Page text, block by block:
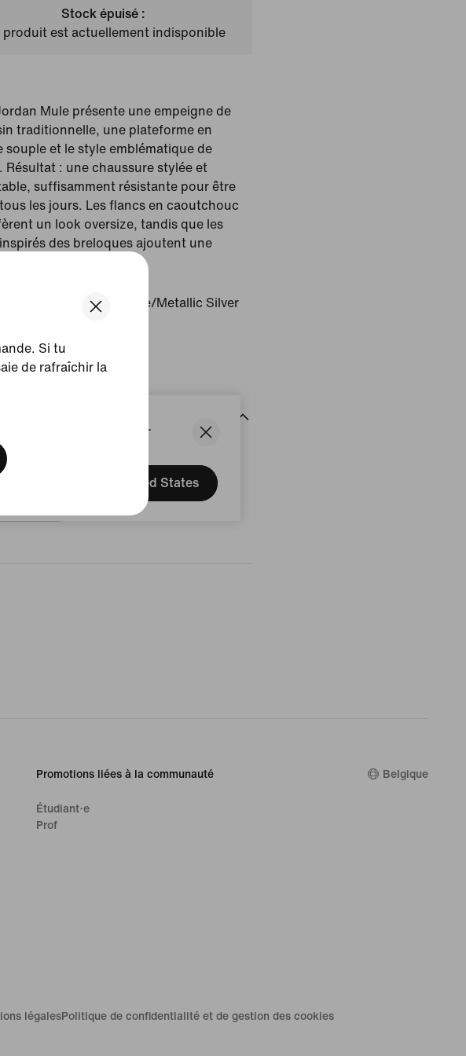
you are in United States.
your location?
United States
Si tu
de rafraîchir la
Stock épuisé :
produit est actuellement indisponible
Mule présente une empeigne de
traditionnelle, une plateforme en
souple et le style emblématique de
Résultat : une chaussure stylée et
suffisamment résistante pour être
les jours. Les flancs en caoutchouc
un look oversize, tandis que les
des breloques ajoutent une
Anthracite/Metallic Silver
les détails du produit
Promotions liées à la communauté
Étudiant·e
Prof
Belgique
légalesPolitique de confidentialité et de gestion des cookies